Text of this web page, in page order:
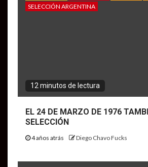
SELECCIÓN ARGENTINA
12 minutos de lectura
EL 24 DE MARZO DE 1976
SELECCIÓN
4 años atrás Diego Chavo Fucks